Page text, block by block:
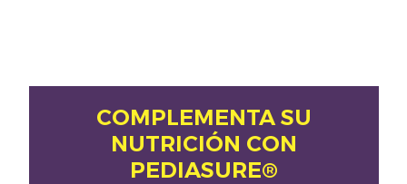
COMPLEMENTA SU
NUTRICIÓN CON
PEDIASURE®